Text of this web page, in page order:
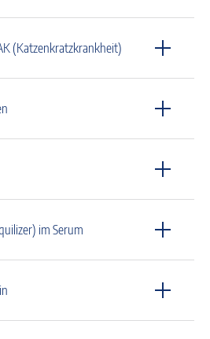
(Katzenkratzkrankheit)
im Serum